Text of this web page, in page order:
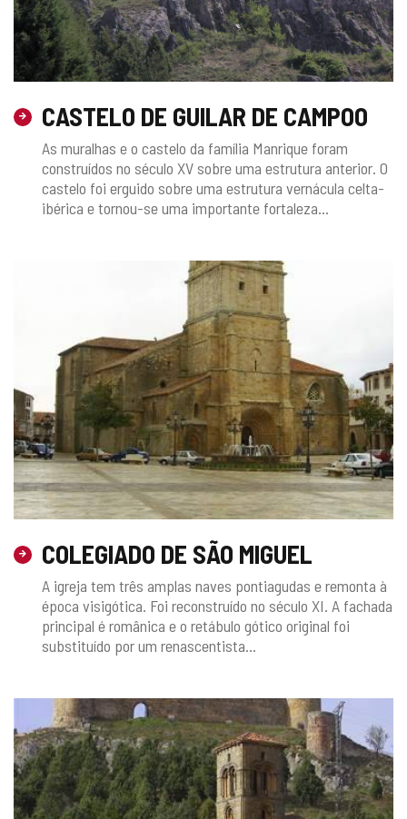
CASTELO DE GUILAR DE CAMPOO
As muralhas e o castelo da família Manrique foram
construídos no século XV sobre uma estrutura anterior. O
castelo foi erguido sobre uma estrutura vernácula celta-
ibérica e tornou-se uma importante fortaleza...
COLEGIADO DE SÃO MIGUEL
A igreja tem três amplas naves pontiagudas e remonta à
época visigótica. Foi reconstruído no século XI. A fachada
principal é românica e o retábulo gótico original foi
substituído por um renascentista...